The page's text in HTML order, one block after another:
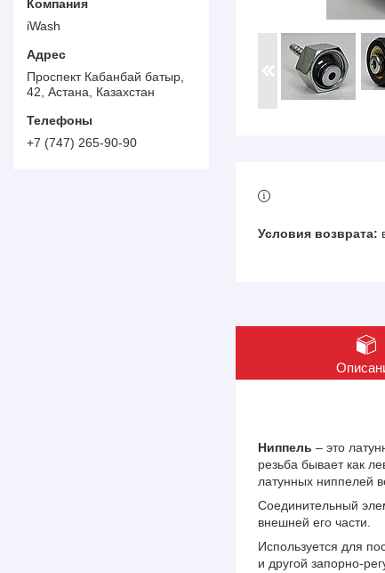
Ниппель – это
резьба бывает как
латунных ниппелей
Соединительный
внешней его части.
Используется для
и другой запорно-
iWash
Проспект Кабанбай батыр,
42, Астана, Казахстан
+7 (747) 265-90-90